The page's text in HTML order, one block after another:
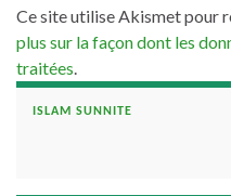
Ce site utilise Akismet pour
plus sur la façon dont les
traitées.
ISLAM SUNNITE